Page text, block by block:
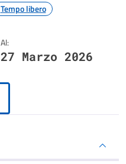
Tempo libero
Al:
27 Marzo 2026